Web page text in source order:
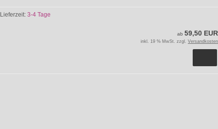
Lieferzeit: 3-4 Tage
ab 59,50 EUR
inkl. 19 % MwSt. zzgl. Versandkosten